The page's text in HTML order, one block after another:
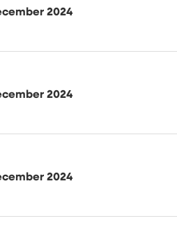
2024
2024
2024